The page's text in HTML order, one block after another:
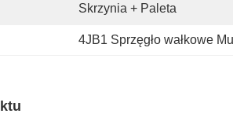
Skrzynia + Paleta
4JB1 Sprzęgło wałkowe